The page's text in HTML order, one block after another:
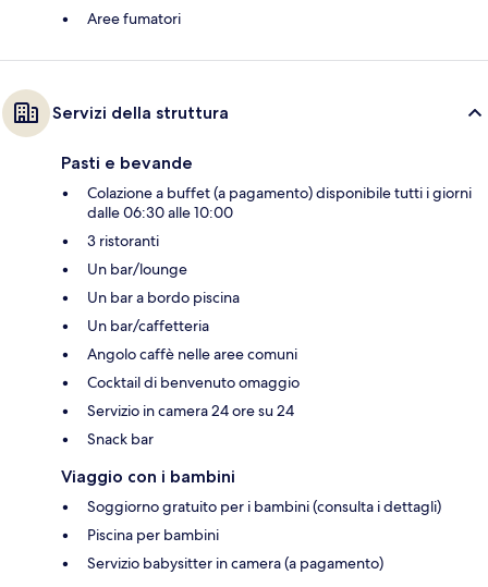
Aree fumatori
Servizi della struttura
Pasti e bevande
Colazione a buffet (a pagamento) disponibile tutti i giorni
dalle 06:30 alle 10:00
3 ristoranti
Un bar/lounge
Un bar a bordo piscina
Un bar/caffetteria
Angolo caffè nelle aree comuni
Cocktail di benvenuto omaggio
Servizio in camera 24 ore su 24
Snack bar
Viaggio con i bambini
Soggiorno gratuito per i bambini (consulta i dettagli)
Piscina per bambini
Servizio babysitter in camera (a pagamento)